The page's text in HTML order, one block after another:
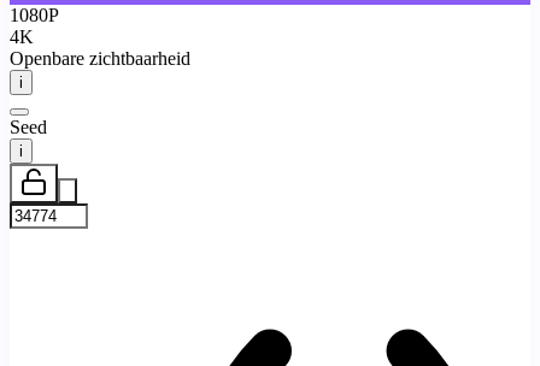
1080P
4K
Openbare zichtbaarheid
i
Seed
i